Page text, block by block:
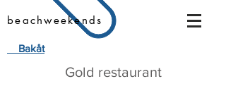
beachweekends
Bakåt
Gold restaurant